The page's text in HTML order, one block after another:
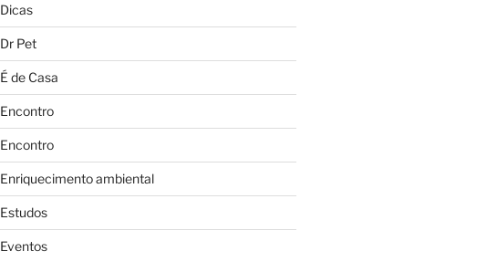
Dicas
Dr Pet
É de Casa
Encontro
Encontro
Enriquecimento ambiental
Estudos
Eventos